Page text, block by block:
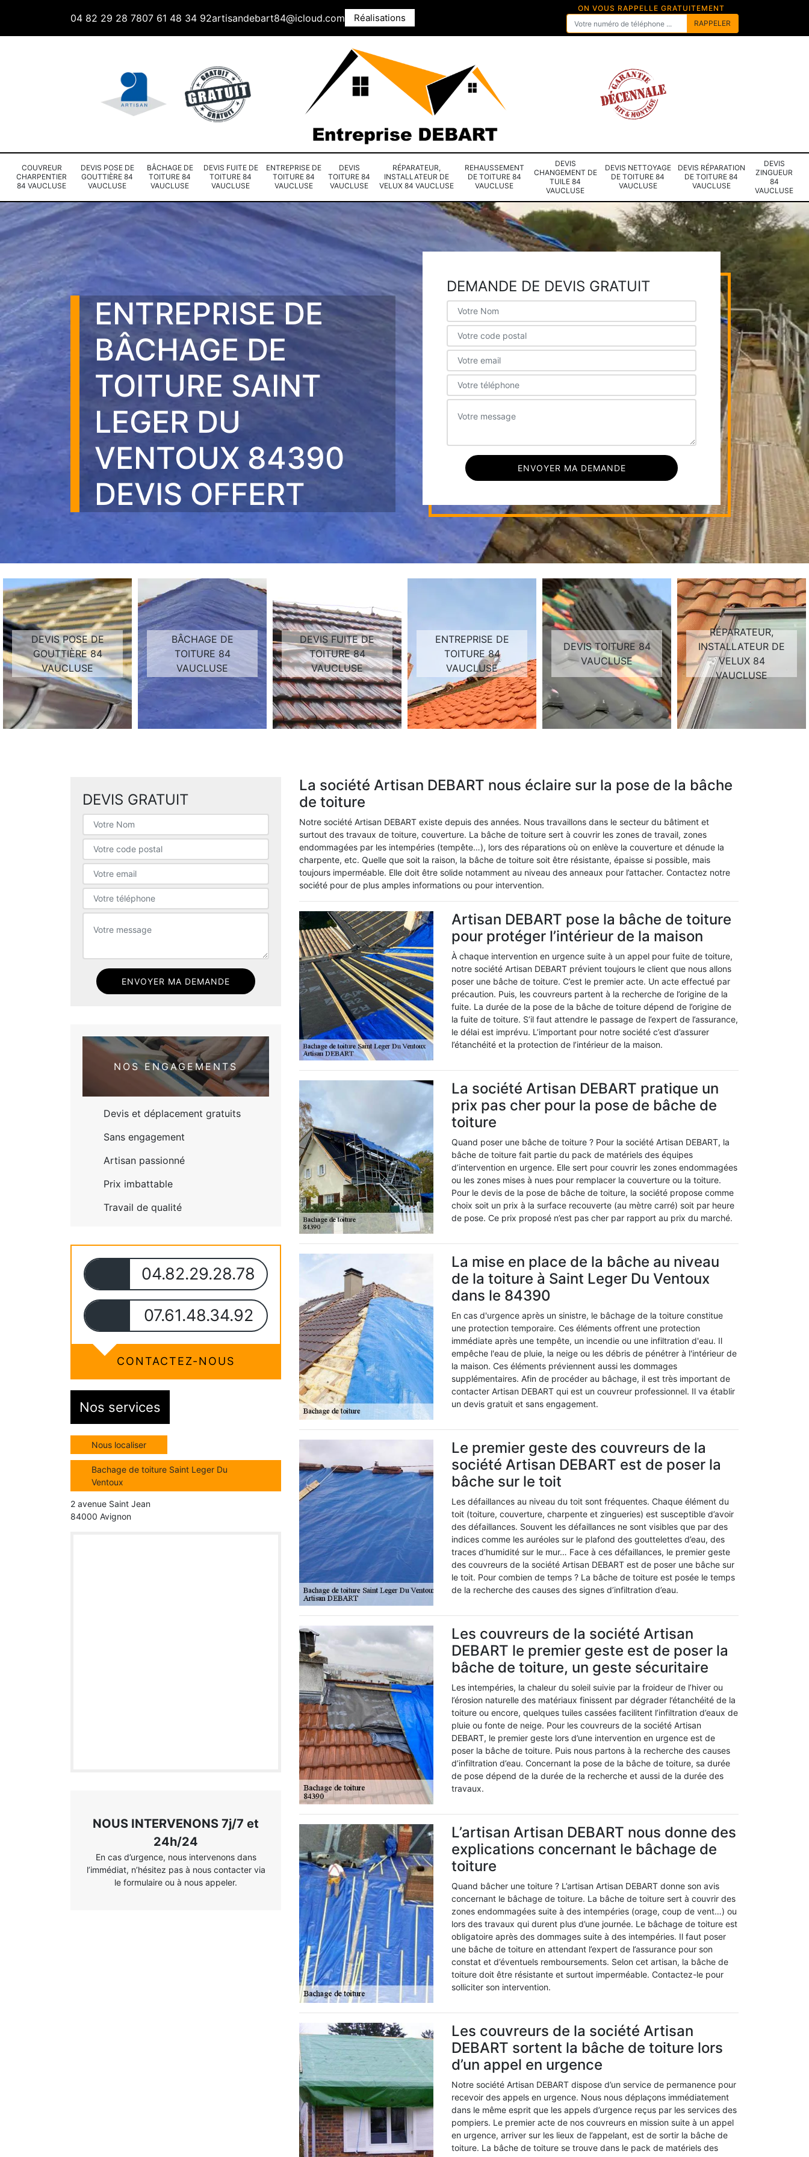
04 82 29 28 7807 61 48 34 92artisandebart84@icloud.com Réalisations
ON VOUS RAPPELLE GRATUITEMENT
COUVREUR
CHARPENTIER
84 VAUCLUSE
DEVIS POSE DE
GOUTTIÈRE 84
VAUCLUSE
BÂCHAGE DE
TOITURE 84
VAUCLUSE
DEVIS FUITE DE
TOITURE 84
VAUCLUSE
ENTREPRISE DE
TOITURE 84
VAUCLUSE
DEVIS
TOITURE 84
VAUCLUSE
RÉPARATEUR,
INSTALLATEUR DE
VELUX 84 VAUCLUSE
REHAUSSEMENT
DE TOITURE 84
VAUCLUSE
DEVIS
CHANGEMENT DE
TUILE 84
VAUCLUSE
DEVIS NETTOYAGE
DE TOITURE 84
VAUCLUSE
DEVIS RÉPARATION
DE TOITURE 84
VAUCLUSE
DEVIS
ZINGUEUR
84
VAUCLUSE
ENTREPRISE DE
BÂCHAGE DE
TOITURE SAINT
LEGER DU
VENTOUX 84390
DEVIS OFFERT
DEMANDE DE DEVIS GRATUIT
DEVIS POSE DE
GOUTTIÈRE 84
VAUCLUSE
BÂCHAGE DE
TOITURE 84
VAUCLUSE
DEVIS FUITE DE
TOITURE 84
VAUCLUSE
ENTREPRISE DE
TOITURE 84
VAUCLUSE
DEVIS TOITURE 84
VAUCLUSE
RÉPARATEUR,
INSTALLATEUR DE
VELUX 84
VAUCLUSE
DEVIS GRATUIT
NOS ENGAGEMENTS
Devis et déplacement gratuits
Sans engagement
Artisan passionné
Prix imbattable
Travail de qualité
04.82.29.28.78
07.61.48.34.92
CONTACTEZ-NOUS
Nos services
Nous localiser
Bachage de toiture Saint Leger Du
Ventoux
2 avenue Saint Jean
84000 Avignon
NOUS INTERVENONS 7j/7 et
24h/24
En cas d’urgence, nous intervenons dans
l’immédiat, n’hésitez pas à nous contacter via
le formulaire ou à nous appeler.
La société Artisan DEBART nous éclaire sur la pose de la bâche
de toiture
Notre société Artisan DEBART existe depuis des années. Nous travaillons dans le secteur du bâtiment et
surtout des travaux de toiture, couverture. La bâche de toiture sert à couvrir les zones de travail, zones
endommagées par les intempéries (tempête…), lors des réparations où on enlève la couverture et dénude la
charpente, etc. Quelle que soit la raison, la bâche de toiture soit être résistante, épaisse si possible, mais
toujours imperméable. Elle doit être solide notamment au niveau des anneaux pour l’attacher. Contactez notre
société pour de plus amples informations ou pour intervention.
Artisan DEBART pose la bâche de toiture
pour protéger l’intérieur de la maison
À chaque intervention en urgence suite à un appel pour fuite de toiture,
notre société Artisan DEBART prévient toujours le client que nous allons
poser une bâche de toiture. C’est le premier acte. Un acte effectué par
précaution. Puis, les couvreurs partent à la recherche de l’origine de la
fuite. La durée de la pose de la bâche de toiture dépend de l’origine de
la fuite de toiture. S’il faut attendre le passage de l’expert de l’assurance,
le délai est imprévu. L’important pour notre société c’est d’assurer
l’étanchéité et la protection de l’intérieur de la maison.
La société Artisan DEBART pratique un
prix pas cher pour la pose de bâche de
toiture
Quand poser une bâche de toiture ? Pour la société Artisan DEBART, la
bâche de toiture fait partie du pack de matériels des équipes
d’intervention en urgence. Elle sert pour couvrir les zones endommagées
ou les zones mises à nues pour remplacer la couverture ou la toiture.
Pour le devis de la pose de bâche de toiture, la société propose comme
choix soit un prix à la surface recouverte (au mètre carré) soit par heure
de pose. Ce prix proposé n’est pas cher par rapport au prix du marché.
La mise en place de la bâche au niveau
de la toiture à Saint Leger Du Ventoux
dans le 84390
En cas d'urgence après un sinistre, le bâchage de la toiture constitue
une protection temporaire. Ces éléments offrent une protection
immédiate après une tempête, un incendie ou une infiltration d'eau. Il
empêche l'eau de pluie, la neige ou les débris de pénétrer à l'intérieur de
la maison. Ces éléments préviennent aussi les dommages
supplémentaires. Afin de procéder au bâchage, il est très important de
contacter Artisan DEBART qui est un couvreur professionnel. Il va établir
un devis gratuit et sans engagement.
Le premier geste des couvreurs de la
société Artisan DEBART est de poser la
bâche sur le toit
Les défaillances au niveau du toit sont fréquentes. Chaque élément du
toit (toiture, couverture, charpente et zingueries) est susceptible d’avoir
des défaillances. Souvent les défaillances ne sont visibles que par des
indices comme les auréoles sur le plafond des gouttelettes d’eau, des
traces d’humidité sur le mur… Face à ces défaillances, le premier geste
des couvreurs de la société Artisan DEBART est de poser une bâche sur
le toit. Pour combien de temps ? La bâche de toiture est posée le temps
de la recherche des causes des signes d’infiltration d’eau.
Les couvreurs de la société Artisan
DEBART le premier geste est de poser la
bâche de toiture, un geste sécuritaire
Les intempéries, la chaleur du soleil suivie par la froideur de l’hiver ou
l’érosion naturelle des matériaux finissent par dégrader l’étanchéité de la
toiture ou encore, quelques tuiles cassées facilitent l’infiltration d’eaux de
pluie ou fonte de neige. Pour les couvreurs de la société Artisan
DEBART, le premier geste lors d’une intervention en urgence est de
poser la bâche de toiture. Puis nous partons à la recherche des causes
d’infiltration d’eau. Concernant la pose de la bâche de toiture, sa durée
de pose dépend de la durée de la recherche et aussi de la durée des
travaux.
L’artisan Artisan DEBART nous donne des
explications concernant le bâchage de
toiture
Quand bâcher une toiture ? L’artisan Artisan DEBART donne son avis
concernant le bâchage de toiture. La bâche de toiture sert à couvrir des
zones endommagées suite à des intempéries (orage, coup de vent…) ou
lors des travaux qui durent plus d’une journée. Le bâchage de toiture est
obligatoire après des dommages suite à des intempéries. Il faut poser
une bâche de toiture en attendant l’expert de l’assurance pour son
constat et d’éventuels remboursements. Selon cet artisan, la bâche de
toiture doit être résistante et surtout imperméable. Contactez-le pour
solliciter son intervention.
Les couvreurs de la société Artisan
DEBART sortent la bâche de toiture lors
d’un appel en urgence
Notre société Artisan DEBART dispose d’un service de permanence pour
recevoir des appels en urgence. Nous nous déplaçons immédiatement
dans le même esprit que les appels d’urgence reçus par les services des
pompiers. Le premier acte de nos couvreurs en mission suite à un appel
en urgence, arriver sur les lieux de l’appelant, est de sortir la bâche de
toiture. La bâche de toiture se trouve dans le pack de matériels des